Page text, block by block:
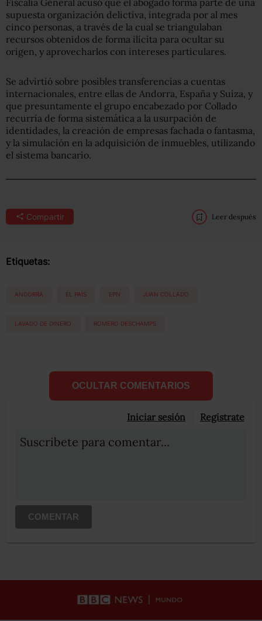
supuesta organización delictiva, integrada por al mes
cinco personas, a través de la cual se triangulaban
recursos obtenidos de forma ilícita para ocultar su
origen, y aprovecharlos con intereses particulares.
Se advirtió sobre posibles transferencias a cuentas
internacionales, entre ellas de Andorra, España y Suiza, y
que presuntamente el grupo encabezado por Collado
recurría de forma sistemática a la usurpación de
identidades, la creación de empresas fachada o fantasma,
y la simulación en la adquisición de inmuebles, utilizando
el sistema bancario.
Compartir Leer después
Etiquetas:
ANDORRA EL PAÍS EPN JUAN COLLADO
LAVADO DE DINERO ROMERO DESCHAMPS
OCULTAR COMENTARIOS
Iniciar sesión Registrate
Suscribete para comentar...
COMENTAR